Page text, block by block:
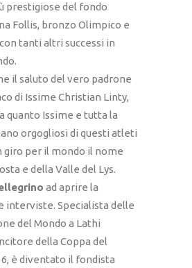
prestigiose del fondo
Follis, bronzo Olimpico e
tanti altri successi in
il saluto del vero padrone
di Issime Christian Linty,
quanto Issime e tutta la
orgogliosi di questi atleti
giro per il mondo il nome
e della Valle del Lys.
ad aprire la
interviste. Specialista delle
del Mondo a Lathi
della Coppa del
è diventato il fondista